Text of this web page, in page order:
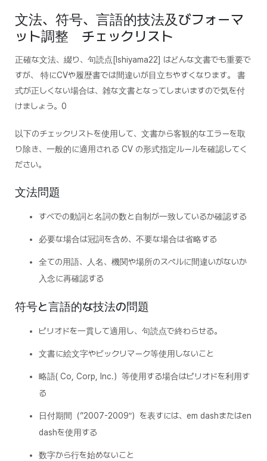
文法、符号、言語的技法及びフォーマ
ット調整 チェックリスト
正確な文法、綴り、句読点[Ishiyama22] はどんな文書でも重要で
すが、 特にCVや履歴書では間違いが目立ちやすくなります。 書
式が正しくない場合は、雑な文書となってしまいますので気を付
けましょう。0
以下のチェックリストを使用して、文書から客観的なエラーを取
り除き、一般的に適用される CV の形式指定ルールを確認してく
ださい。
文法問題
すべでの動詞と名詞の数と自制が一致しているか確認する
必要な場合は冠詞を含め、不要な場合は省略する
全ての用語、人名、機関や場所のスペルに間違いがないか
入念に再確認する
符号と言語的な技法の問題
ピリオドを一貫して適用し、句読点で終わらせる。
文書に絵文字やビックリマーク等使用しないこと
略語( Co, Corp, Inc.）等使用する場合はピリオドを利用す
る
日付期間（”2007-2009″）を表すには、em dashまたはen
dashを使用する
数字から行を始めないこと